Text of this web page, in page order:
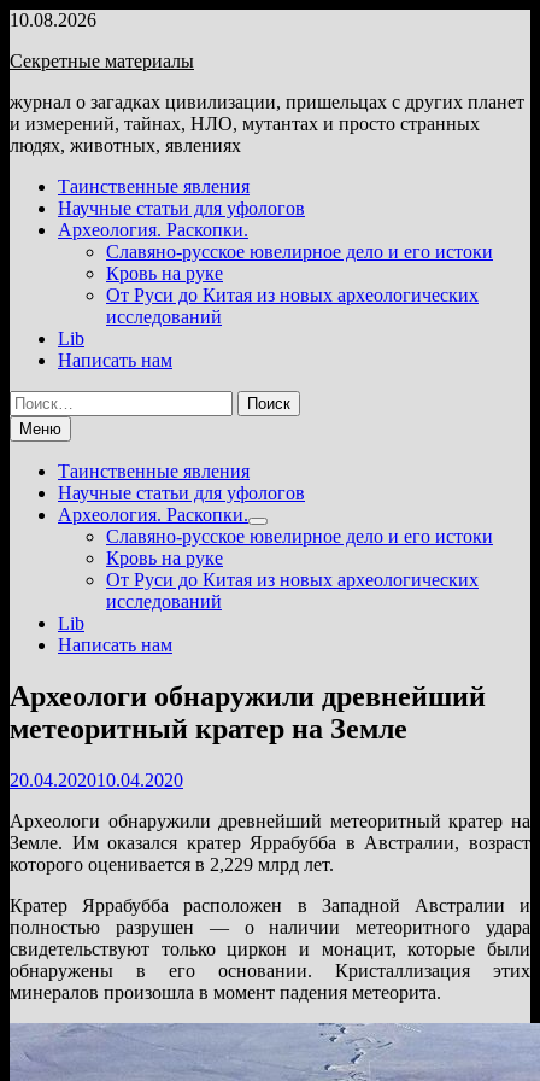
Перейти
содержимому
10.08.2026
Секретные материалы
журнал о загадках цивилизации, пришельцах с других планет
и измерений, тайнах, НЛО, мутантах и просто странных
людях, животных, явлениях
Таинственные явления
Научные статьи для уфологов
Археология. Раскопки.
Славяно-русское ювелирное дело и его истоки
Кровь на руке
От Руси до Китая из новых археологических
исследований
Lib
Написать нам
Найти:
Меню
Таинственные явления
Научные статьи для уфологов
Археология. Раскопки.
Показать
подменю
Славяно-русское ювелирное дело и его истоки
Кровь на руке
От Руси до Китая из новых археологических
исследований
Lib
Написать нам
Археологи обнаружили древнейший
метеоритный кратер на Земле
20.04.202010.04.2020
Археологи обнаружили древнейший метеоритный кратер на
Земле. Им оказался кратер Яррабубба в Австралии, возраст
которого оценивается в 2,229 млрд лет.
Кратер Яррабубба расположен в Западной Австралии и
полностью разрушен — о наличии метеоритного удара
свидетельствуют только циркон и монацит, которые были
обнаружены в его основании. Кристаллизация этих
минералов произошла в момент падения метеорита.